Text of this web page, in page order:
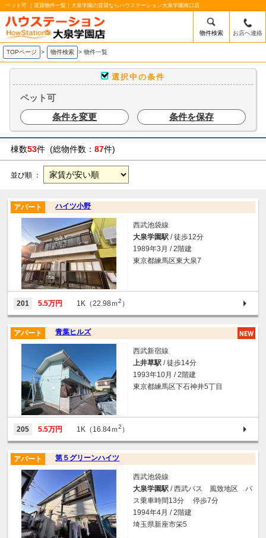
ペット可 ｜賃貸物件一覧｜大泉学園の賃貸ならハウステーション大泉学園南口店
物件検索 お店へ連絡
TOPページ > 物件検索 > 物件一覧
選択中の条件
ペット可
条件を変更
条件を保存
棟数53件 (総物件数： 87件)
並び順 ：
ハイツ小野
アパート
西武池袋線
大泉学園駅 / 徒歩12分
1989年3月 / 2階建
東京都練馬区東大泉7
201 5.5万円 1K（22.98ｍ2 ）
青葉ヒルズ
アパート
西武新宿線
上井草駅 / 徒歩14分
1993年10月 / 2階建
東京都練馬区下石神井5丁目
205 5.5万円 1K（16.84ｍ2 ）
第５グリーンハイツ
アパート
西武池袋線
大泉学園駅 / 西武バス 風致地区 バ
ス乗車時間13分 停歩7分
1994年4月 / 2階建
埼玉県新座市栄5